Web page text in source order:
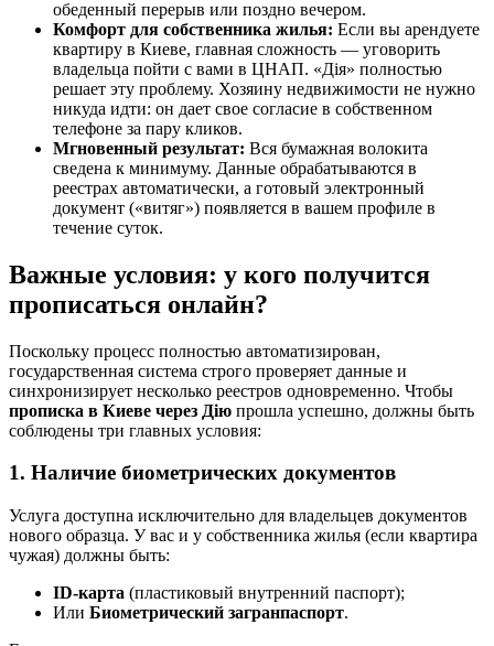
обеденный перерыв или поздно вечером.
Комфорт для собственника жилья: Если вы арендуете
квартиру в Киеве, главная сложность — уговорить
владельца пойти с вами в ЦНАП. «Дія» полностью
решает эту проблему. Хозяину недвижимости не нужно
никуда идти: он дает свое согласие в собственном
телефоне за пару кликов.
Мгновенный результат: Вся бумажная волокита
сведена к минимуму. Данные обрабатываются в
реестрах автоматически, а готовый электронный
документ («витяг») появляется в вашем профиле в
течение суток.
Важные условия: у кого получится
прописаться онлайн?
Поскольку процесс полностью автоматизирован,
государственная система строго проверяет данные и
синхронизирует несколько реестров одновременно. Чтобы
прописка в Киеве через Дію прошла успешно, должны быть
соблюдены три главных условия:
1. Наличие биометрических документов
Услуга доступна исключительно для владельцев документов
нового образца. У вас и у собственника жилья (если квартира
чужая) должны быть:
ID-карта (пластиковый внутренний паспорт);
Или Биометрический загранпаспорт.